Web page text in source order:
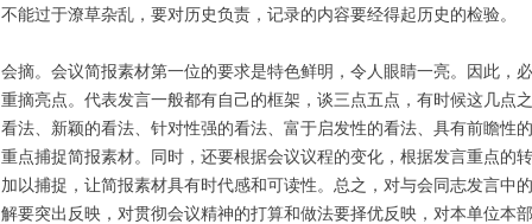
不能过于潦草杂乱，要对历史负责，记录的内容要经得起历史的检验。
会摘。会议简报素材第一位的要求是特色鲜明，令人眼睛一亮。因此，
重摘亮点。代表发言一般都有自己的框架，谈三点五点，有时候这几点
看法、新颖的看法、针对性强的看法、富于启发性的看法、具有前瞻性
重点捕捉简报素材。同时，还要根据会议议程的变化，根据发言重点的
加以捕捉，让简报素材具有时代感和可读性。总之，对与会同志发言
解要突出反映，对贯彻会议精神的打算和做法要择优反映，对本单位本